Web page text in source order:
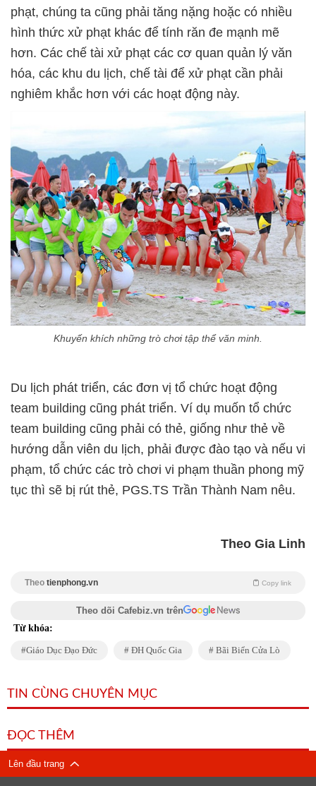
phạt, chúng ta cũng phải tăng nặng hoặc có nhiều
hình thức xử phạt khác để tính răn đe mạnh mẽ
hơn. Các chế tài xử phạt các cơ quan quản lý văn
hóa, các khu du lịch, chế tài để xử phạt cần phải
nghiêm khắc hơn với các hoạt động này.
Khuyến khích những trò chơi tập thể văn minh.
Du lịch phát triển, các đơn vị tổ chức hoạt động
team building cũng phát triển. Ví dụ muốn tổ chức
team building cũng phải có thẻ, giống như thẻ về
hướng dẫn viên du lịch, phải được đào tạo và nếu vi
phạm, tổ chức các trò chơi vi phạm thuần phong mỹ
tục thì sẽ bị rút thẻ, PGS.TS Trần Thành Nam nêu.
Theo Gia Linh
Theo tienphong.vn Copy link
Theo dõi Cafebiz.vn trên
Từ khóa:
Giáo Dục Đạo Đức ĐH Quốc Gia Bãi Biển Cửa Lò
TIN CÙNG CHUYÊN MỤC
ĐỌC THÊM
Lên đầu trang